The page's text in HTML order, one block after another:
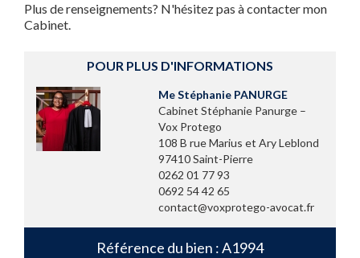
Plus de renseignements? N'hésitez pas à contacter mon
Cabinet.
POUR PLUS D'INFORMATIONS
Me Stéphanie PANURGE
Cabinet Stéphanie Panurge –
Vox Protego
108 B rue Marius et Ary Leblond
97410 Saint-Pierre
0262 01 77 93
0692 54 42 65
contact@voxprotego-avocat.fr
Référence du bien : A1994